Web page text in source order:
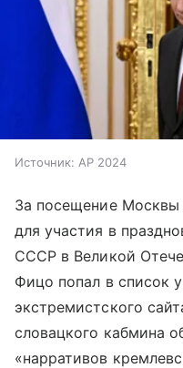
Источник: AP 2024
За посещение Москвы
для участия в
СССР в Великой
Фицо попал в список
экстремистского
словацкого кабмина
«нарративов